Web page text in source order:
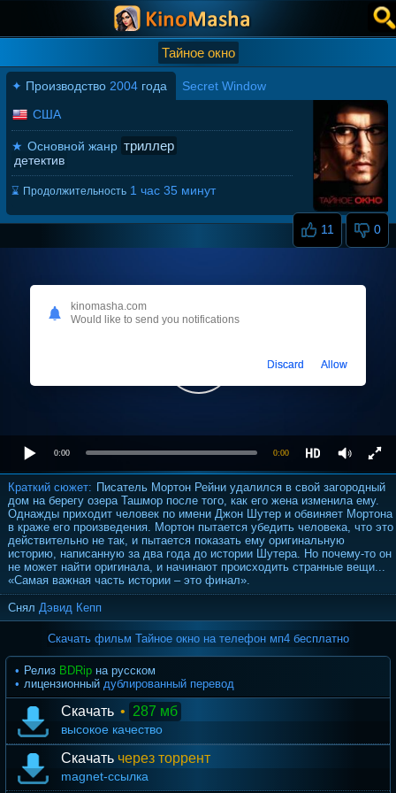
Тайное окно
✦ Производство 2004 года Secret Window
11 0
США
★ Основной жанр триллер
детектив
⌛ Продолжительность 1 час 35 минут
0:00 0:00
Краткий сюжет: Писатель Мортон Рейни удалился в свой загородный
дом на берегу озера Ташмор после того, как его жена изменила ему.
Однажды приходит человек по имени Джон Шутер и обвиняет Мортона
в краже его произведения. Мортон пытается убедить человека, что это
действительно не так, и пытается показать ему оригинальную
историю, написанную за два года до истории Шутера. Но почему-то он
не может найти оригинала, и начинают происходить странные вещи...
«Самая важная часть истории – это финал».
Снял Дэвид Кепп
Скачать фильм Тайное окно на телефон мп4 бесплатно
Релиз BDRip на русском
лицензионный дублированный перевод
Скачать • 287 мб
высокое качество
Скачать через торрент
magnet-ссылка
kinomasha.com
Would like to send you notifications
Discard Allow